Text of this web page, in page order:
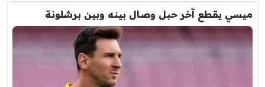
ميسي يقطع آخر حبل وصال بينه وبين برشلونة